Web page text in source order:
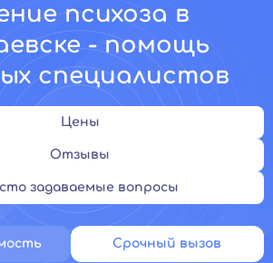
психоза в
- помощь
специалистов
Цены
Отзывы
задаваемые вопросы
Срочный вызов